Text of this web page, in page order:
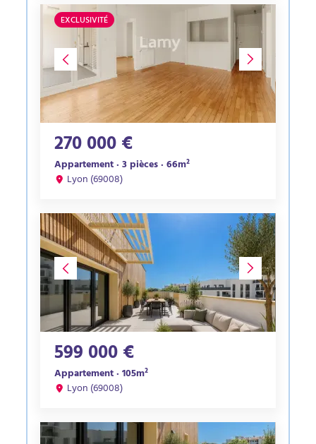
EXCLUSIVITÉ
270 000 €
Appartement · 3 pièces · 66m²
Lyon (69008)
599 000 €
Appartement · 105m²
Lyon (69008)